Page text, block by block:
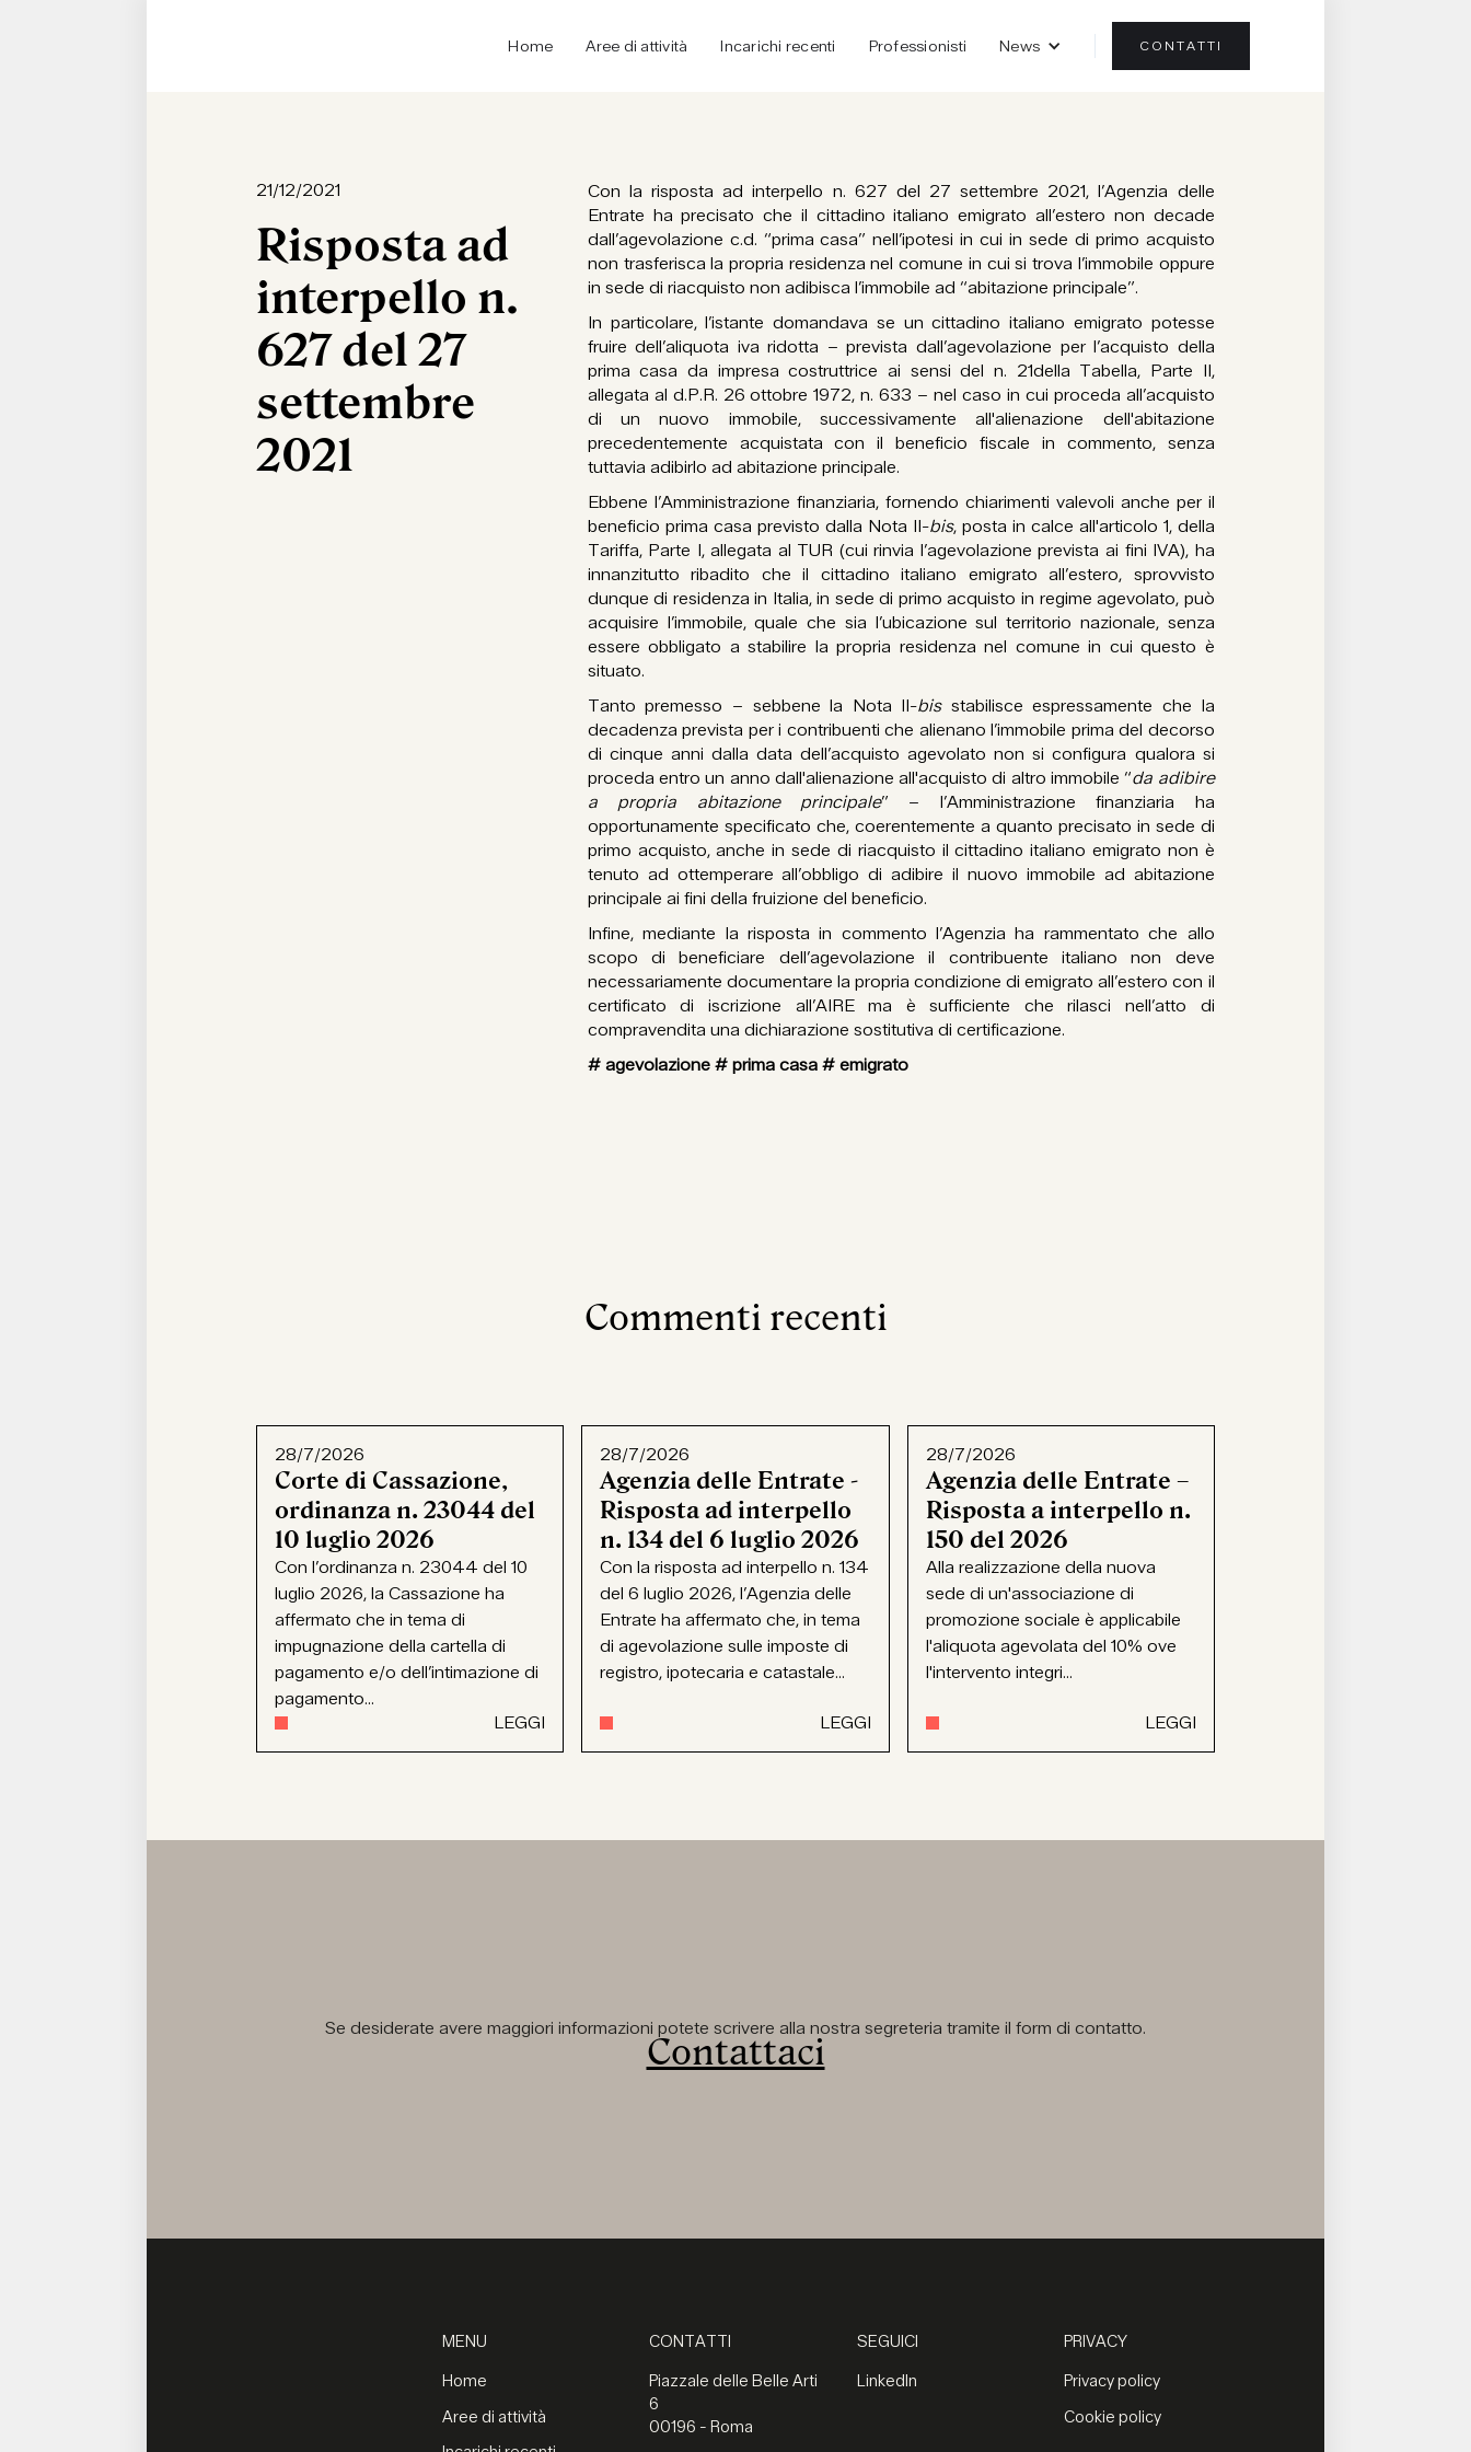
Home Aree di attività Incarichi recenti Professionisti News CONTATTI
21/12/2021
Risposta ad
interpello n.
627 del 27
settembre
2021
Con la risposta ad interpello n. 627 del 27 settembre 2021, l’Agenzia delle
Entrate ha precisato che il cittadino italiano emigrato all’estero non decade
dall’agevolazione c.d. “prima casa” nell’ipotesi in cui in sede di primo acquisto
non trasferisca la propria residenza nel comune in cui si trova l’immobile oppure
in sede di riacquisto non adibisca l’immobile ad “abitazione principale”.
In particolare, l’istante domandava se un cittadino italiano emigrato potesse
fruire dell’aliquota iva ridotta – prevista dall’agevolazione per l’acquisto della
prima casa da impresa costruttrice ai sensi del n. 21della Tabella, Parte II,
allegata al d.P.R. 26 ottobre 1972, n. 633 – nel caso in cui proceda all’acquisto
di un nuovo immobile, successivamente all'alienazione dell'abitazione
precedentemente acquistata con il beneficio fiscale in commento, senza
tuttavia adibirlo ad abitazione principale.
Ebbene l’Amministrazione finanziaria, fornendo chiarimenti valevoli anche per il
beneficio prima casa previsto dalla Nota II-bis, posta in calce all'articolo 1, della
Tariffa, Parte I, allegata al TUR (cui rinvia l’agevolazione prevista ai fini IVA), ha
innanzitutto ribadito che il cittadino italiano emigrato all’estero, sprovvisto
dunque di residenza in Italia, in sede di primo acquisto in regime agevolato, può
acquisire l’immobile, quale che sia l’ubicazione sul territorio nazionale, senza
essere obbligato a stabilire la propria residenza nel comune in cui questo è
situato.
Tanto premesso – sebbene la Nota II-bisstabilisce espressamente che la
decadenza prevista per i contribuenti che alienano l’immobile prima del decorso
di cinque anni dalla data dell’acquisto agevolato non si configura qualora si
proceda entro un anno dall'alienazione all'acquisto di altro immobile “da adibire
a propria abitazione principale” – l’Amministrazione finanziaria ha
opportunamente specificato che, coerentemente a quanto precisato in sede di
primo acquisto, anche in sede di riacquisto il cittadino italiano emigrato non è
tenuto ad ottemperare all’obbligo di adibire il nuovo immobile ad abitazione
principale ai fini della fruizione del beneficio.
Infine, mediante la risposta in commento l’Agenzia ha rammentato che allo
scopo di beneficiare dell’agevolazione il contribuente italiano non deve
necessariamente documentare la propria condizione di emigrato all’estero con il
certificato di iscrizione all’AIRE ma è sufficiente che rilasci nell’atto di
compravendita una dichiarazione sostitutiva di certificazione.
# agevolazione # prima casa # emigrato
Commenti recenti
28/7/2026
Corte di Cassazione,
ordinanza n. 23044 del
10 luglio 2026
Con l’ordinanza n. 23044 del 10
luglio 2026, la Cassazione ha
affermato che in tema di
impugnazione della cartella di
pagamento e/o dell’intimazione di
pagamento...
LEGGI
28/7/2026
Agenzia delle Entrate -
Risposta ad interpello
n. 134 del 6 luglio 2026
Con la risposta ad interpello n. 134
del 6 luglio 2026, l’Agenzia delle
Entrate ha affermato che, in tema
di agevolazione sulle imposte di
registro, ipotecaria e catastale...
LEGGI
28/7/2026
Agenzia delle Entrate –
Risposta a interpello n.
150 del 2026
Alla realizzazione della nuova
sede di un'associazione di
promozione sociale è applicabile
l'aliquota agevolata del 10% ove
l'intervento integri...
LEGGI
Se desiderate avere maggiori informazioni potete scrivere alla nostra segreteria tramite il form di contatto.
Contattaci
MENU
Home
Aree di attività
CONTATTI
Piazzale delle Belle Arti
6
00196 - Roma
SEGUICI
LinkedIn
PRIVACY
Privacy policy
Cookie policy